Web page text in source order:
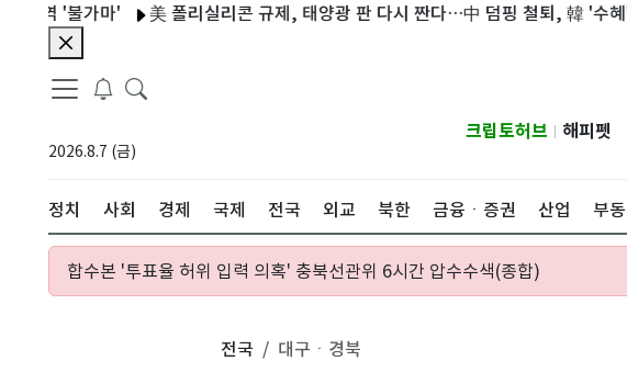
가마' 美 폴리실리콘 규제, 태양광 판 다시 짠다…中 덤핑 철퇴, 韓 '수혜' [르
2026.8.7 (금)
크립토허브 해피펫
정치 사회 경제 국제 전국 외교 북한 금융ㆍ증권 산업 부
합수본 '투표율 허위 입력 의혹' 충북선관위 6시간 압수수색(종합)
전국 대구ㆍ경북